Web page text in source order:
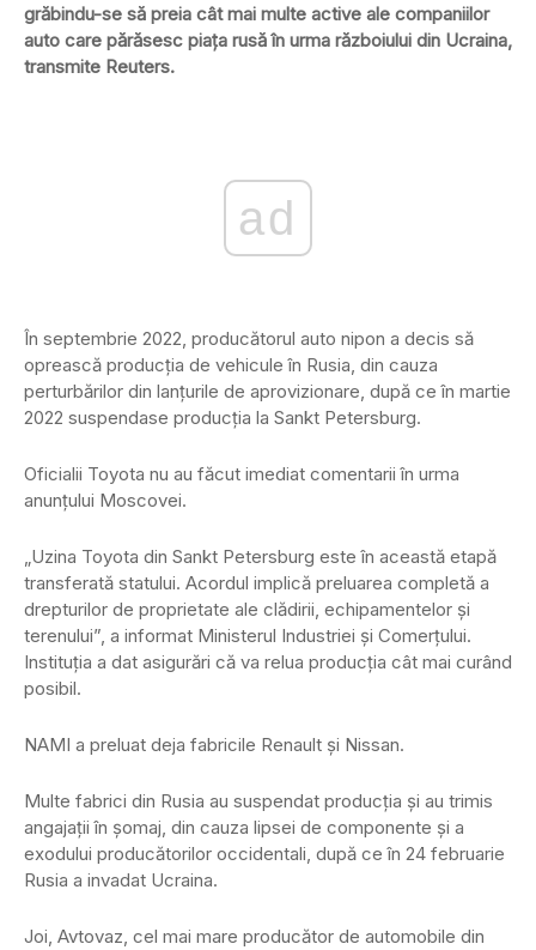
grăbindu-se să preia cât mai multe active ale companiilor
auto care părăsesc piaţa rusă în urma războiului din Ucraina,
transmite Reuters.
ad
În septembrie 2022, producătorul auto nipon a decis să
oprească producţia de vehicule în Rusia, din cauza
perturbărilor din lanţurile de aprovizionare, după ce în martie
2022 suspendase producţia la Sankt Petersburg.
Oficialii Toyota nu au făcut imediat comentarii în urma
anunţului Moscovei.
„Uzina Toyota din Sankt Petersburg este în această etapă
transferată statului. Acordul implică preluarea completă a
drepturilor de proprietate ale clădirii, echipamentelor şi
terenului”, a informat Ministerul Industriei şi Comerţului.
Instituţia a dat asigurări că va relua producţia cât mai curând
posibil.
NAMI a preluat deja fabricile Renault şi Nissan.
Multe fabrici din Rusia au suspendat producţia şi au trimis
angajaţii în şomaj, din cauza lipsei de componente şi a
exodului producătorilor occidentali, după ce în 24 februarie
Rusia a invadat Ucraina.
Joi, Avtovaz, cel mai mare producător de automobile din